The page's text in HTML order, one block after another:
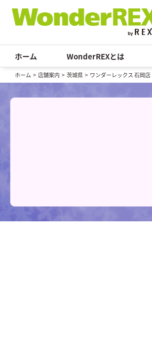
ホーム WonderREXとは
ホーム > 店舗案内 > 茨城県 > ワンダーレックス 石岡店